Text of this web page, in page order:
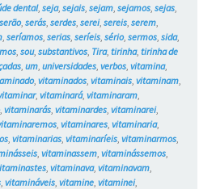
dental, seja, sejais, sejam, sejamos, sejas,
serão, serás, serdes, serei, sereis, serem,
, seríamos, serias, seríeis, sério, sermos, sida,
, sou, substantivos, Tira, tirinha, tirinha de
, um, universidades, verbos, vitamina,
, vitaminados, vitaminais, vitaminam,
, vitaminará, vitaminaram,
, vitaminarás, vitaminardes, vitaminarei,
, vitaminares, vitaminaria,
, vitaminarias, vitaminaríeis, vitaminarmos,
, vitaminassem, vitaminássemos,
, vitaminava, vitaminavam,
, vitamináveis, vitamine, vitaminei,